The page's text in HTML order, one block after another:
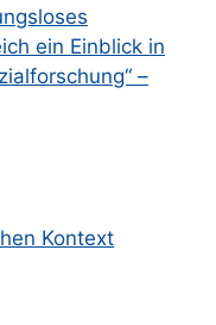
ein Einblick in
–
Kontext